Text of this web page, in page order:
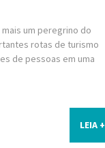
um peregrino do
rotas de turismo
de pessoas em uma
LEIA +